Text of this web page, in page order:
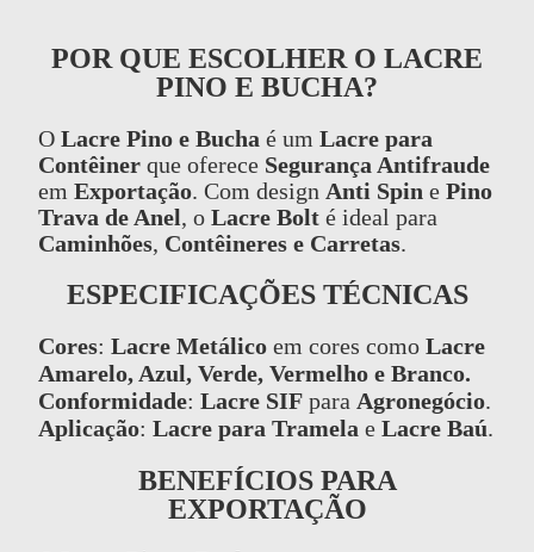
POR QUE ESCOLHER O LACRE
PINO E BUCHA?
O Lacre Pino e Bucha é um Lacre para
Contêiner que oferece Segurança Antifraude
em Exportação. Com design Anti Spin e Pino
Trava de Anel, o Lacre Bolt é ideal para
Caminhões, Contêineres e Carretas.
ESPECIFICAÇÕES TÉCNICAS
Cores: Lacre Metálico em cores como Lacre
Amarelo, Azul, Verde, Vermelho e Branco.
Conformidade: Lacre SIF para Agronegócio.
Aplicação: Lacre para Tramela e Lacre Baú.
BENEFÍCIOS PARA
EXPORTAÇÃO